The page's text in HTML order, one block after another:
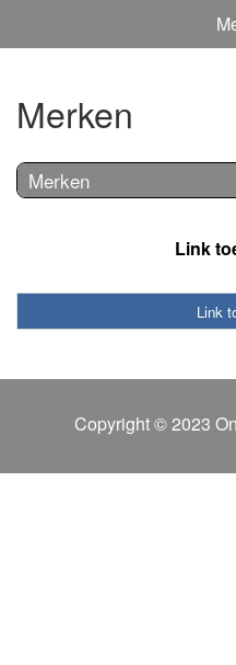
Merken
Merken
Link
Link
Copyright © 2023